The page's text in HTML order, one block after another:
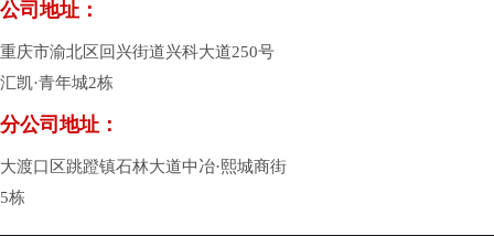
公司地址：
重庆市渝北区回兴街道兴科大道250号
汇凯·青年城2栋
分公司地址：
大渡口区跳蹬镇石林大道中冶·熙城商街
5栋